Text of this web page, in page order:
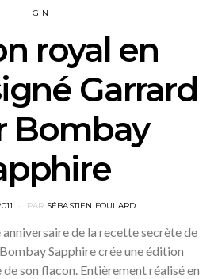
GIN
royal en
Garrard
Bombay
PAR SÉBASTIEN FOULARD
de la recette secrète de
Sapphire crée une édition
son flacon. Entièrement réalisé en